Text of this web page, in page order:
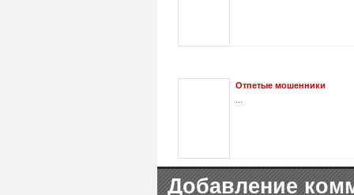
Отпетые мошенники
Добавление